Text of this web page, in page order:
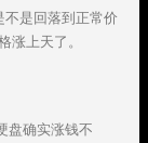
不是回落到正常价
涨上天了。
盘确实涨钱不